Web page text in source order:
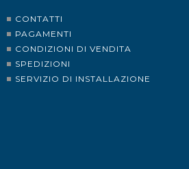
CONTATTI
PAGAMENTI
CONDIZIONI DI VENDITA
SPEDIZIONI
SERVIZIO DI INSTALLAZIONE